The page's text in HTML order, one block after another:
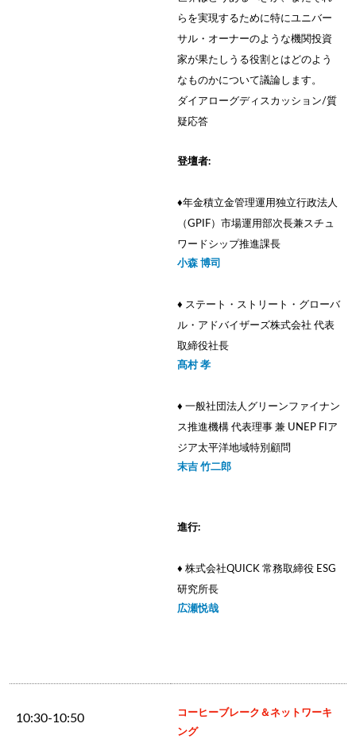
らを実現するために特にユニバー
サル・オーナーのような機関投資
家が果たしうる役割とはどのよう
なものかについて議論します。
ダイアローグディスカッション/質
疑応答
登壇者:
♦年金積立金管理運用独立行政法人
（GPIF）市場運用部次長兼スチュ
ワードシップ推進課長
小森 博司
♦ ステート・ストリート・グローバ
ル・アドバイザーズ株式会社 代表
取締役社長
髙村 孝
♦ 一般社団法人グリーンファイナン
ス推進機構 代表理事 兼 UNEP FIア
ジア太平洋地域特別顧問
末吉 竹二郎
進行:
♦ 株式会社QUICK 常務取締役 ESG
研究所長
広瀬悦哉
10:30-10:50
コーヒーブレーク＆ネットワーキ
ング